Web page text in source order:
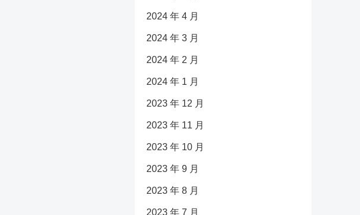
2024 年 4 月
2024 年 3 月
2024 年 2 月
2024 年 1 月
2023 年 12 月
2023 年 11 月
2023 年 10 月
2023 年 9 月
2023 年 8 月
2023 年 7 月